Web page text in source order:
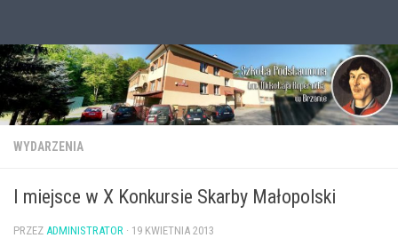
Otwórz pasek narzędzi
WYDARZENIA
I miejsce w X Konkursie Skarby Małopolski
PRZEZ ADMINISTRATOR · 19 KWIETNIA 2013